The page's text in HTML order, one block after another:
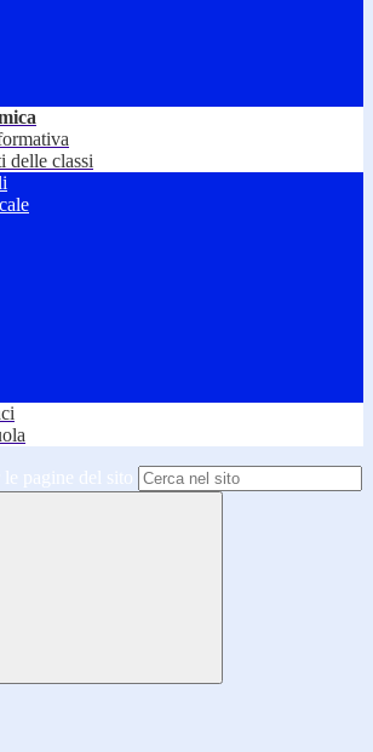
delle classi
pagine del sito